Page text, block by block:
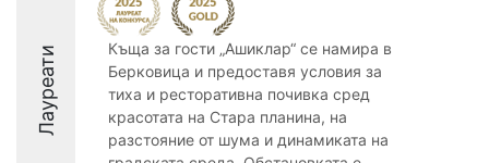
Лауреати
Къща за гости „Ашиклар“ се намира в
Берковица и предоставя условия за
тиха и ресторативна почивка сред
красотата на Стара планина, на
разстояние от шума и динамиката на